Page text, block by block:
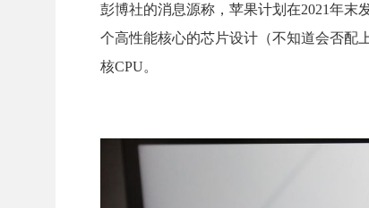
彭博社的消息源称，苹果计划在2021年末
个高性能核心的芯片设计（不知道会否配
核CPU。